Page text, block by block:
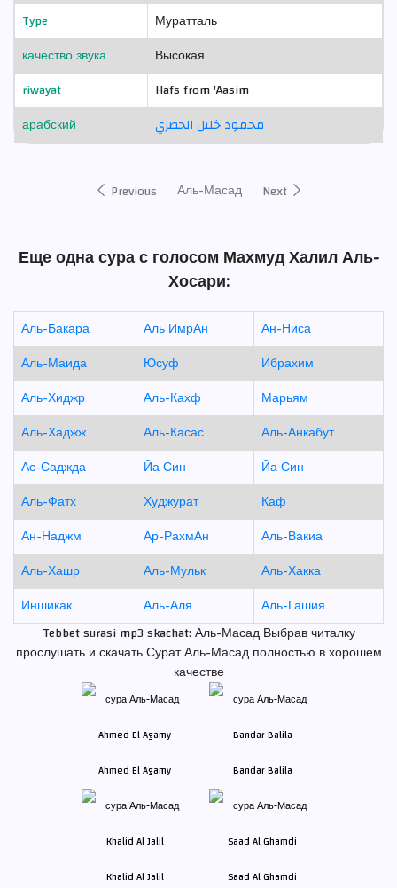
Type
Муратталь
качество звука
Высокая
riwayat
Hafs from 'Aasim
арабский
محمود خليل الحصري
Previous Аль-Масад Next
Еще одна сура с голосом Махмуд Халил Аль-
Хосари:
Аль-Бакара Аль ИмрАн
Ан-Ниса
Аль-Маида
Юсуф
Ибрахим
Аль-Хиджр
Аль-Кахф
Марьям
Аль-Хаджж
Аль-Касас
Аль-Анкабут
Ас-Саджда
Йа Син
Йа Син
Аль-Фатх
Худжурат
Каф
Ан-Наджм
Ар-РахмАн
Аль-Вакиа
Аль-Хашр
Аль-Мульк
Аль-Хакка
Иншикак
Аль-Аля
Аль-Гашия
Tebbet surasi mp3 skachat: Аль-Масад Выбрав читалку
прослушать и скачать Сурат Аль-Масад полностью в хорошем
качестве
Ahmed El Agamy Bandar Balila
Khalid Al Jalil Saad Al Ghamdi